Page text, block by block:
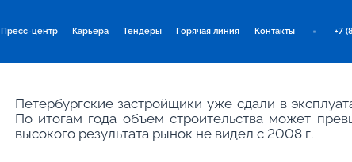
Пресс-центр Карьера Тендеры Горячая линия Контакты +7
Петербургские застройщики уже сдали в
По итогам года объем строительства может
высокого результата рынок не видел с 2008 г.